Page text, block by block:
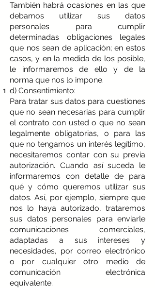
También habrá ocasiones en las que
debamos utilizar sus datos
personales para cumplir
determinadas obligaciones legales
que nos sean de aplicación; en estos
casos, y en la medida de los posible,
le informaremos de ello y de la
norma que nos lo impone.
d) Consentimiento:
Para tratar sus datos para cuestiones
que no sean necesarias para cumplir
el contrato con usted o que no sean
legalmente obligatorias, o para las
que no tengamos un interés legítimo,
necesitaremos contar con su previa
autorización. Cuando así suceda le
informaremos con detalle de para
qué y cómo queremos utilizar sus
datos. Así, por ejemplo, siempre que
nos lo haya autorizado, trataremos
sus datos personales para enviarle
comunicaciones comerciales,
adaptadas a sus intereses y
necesidades, por correo electrónico
o por cualquier otro medio de
comunicación electrónica
equivalente.